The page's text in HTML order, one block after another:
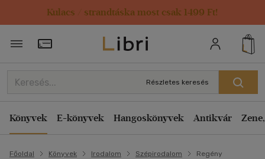
Kulacs / strandtáska most csak 1499 Ft!
Törzsvásárlói Kártya adatai
Részletes keresés
Könyvek E-könyvek Hangoskönyvek Antikvár
Főoldal Könyvek Irodalom Szépirodalom Regény